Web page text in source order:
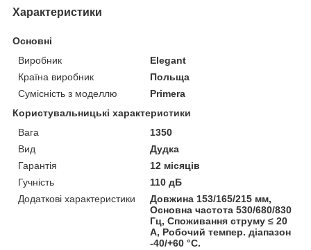
Характеристики
Основні
Виробник
Elegant
Країна виробник
Польща
Сумісність з моделлю
Primera
Користувальницькі характеристики
Вага
1350
Вид
Дудка
Гарантія
12 місяців
Гучність
110 дБ
Додаткові характеристики
Довжина 153/165/215 мм,
Основна частота 530/680/830
Гц, Споживання струму ≤ 20
А, Робочий темпер. діапазон
-40/+60 °С.